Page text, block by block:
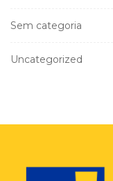
Sem categoria
Uncategorized